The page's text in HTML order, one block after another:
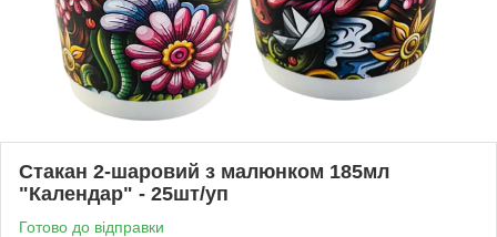
Стакан 2-шаровий з малюнком 185мл
"Календар" - 25шт/уп
Готово до відправки